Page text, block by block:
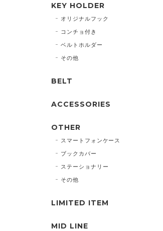
KEY HOLDER
オリジナルフック
コンチョ付き
ベルトホルダー
その他
BELT
ACCESSORIES
OTHER
スマートフォンケース
ブックカバー
ステーショナリー
その他
LIMITED ITEM
MID LINE